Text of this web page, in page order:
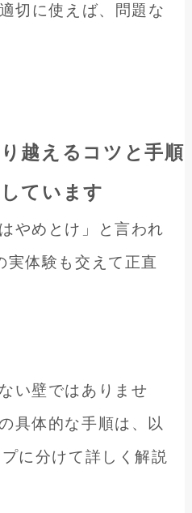
切に使えば、問題な
越えるコツと手順
ています
やめとけ」と言われ
実体験も交えて正直
い壁ではありませ
具体的な手順は、以
に分けて詳しく解説